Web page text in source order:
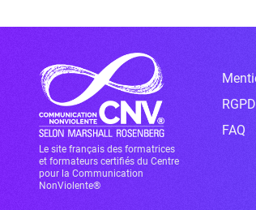
Le site français des formatrices
et formateurs certifiés du Centre
pour la Communication
NonViolente®
RGPD
FAQ